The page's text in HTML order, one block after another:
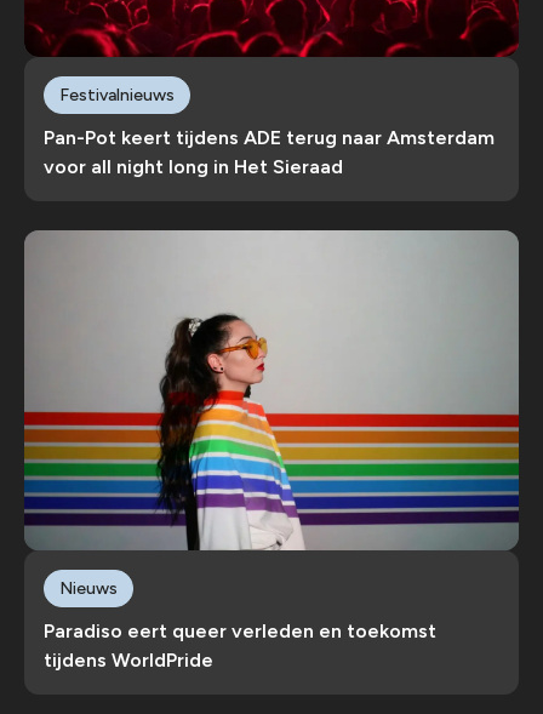
Pan-Pot keert tijdens ADE terug naar Amsterdam
voor all night long in Het Sieraad
Festivalnieuws
Paradiso eert queer verleden en toekomst
tijdens WorldPride
Nieuws